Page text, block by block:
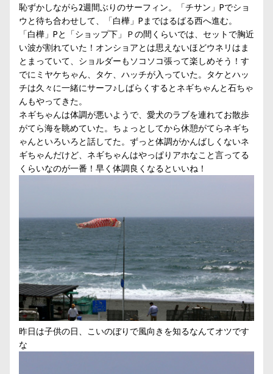
恥ずかしながら2週間ぶりのサーフィン。「チサン」Pでショ
ウと待ち合わせして、「白樺」Pまではるばる西へ進む。
「白樺」Pと「ショップ下」Ｐの間くらいでは、セットで胸近
い波が割れていた！オンショアとは思えないほどウネリはま
とまっていて、ショルダーもソコソコ張って楽しめそう！す
でにミヤケちゃん、タケ、ハッチが入っていた。タケとハッ
チは久々に一緒にサーフ♪しばらくするとネギちゃんと石ちゃ
んもやってきた。
ネギちゃんは体調が悪いようで、愛犬のラブを連れてお散歩
がてら海を眺めていた。ちょっとしてから休憩がてらネギち
ゃんといろいろと話してた。ずっと体調がかんばしくないネ
ギちゃんだけど、ネギちゃんはやっぱりアホなこと言ってる
くらいなのが一番！早く体調良くなるといいね！
昨日は子供の日、こいのぼりで風向きを知るなんてオツです
な